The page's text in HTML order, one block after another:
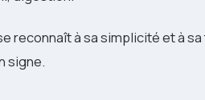
reconnaît à sa simplicité et à
signe.